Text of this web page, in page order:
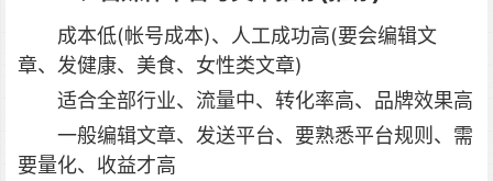
成本低(帐号成本)、人工成功高(要会编辑文
章、发健康、美食、女性类文章)
适合全部行业、流量中、转化率高、品牌效果高
一般编辑文章、发送平台、要熟悉平台规则、需
要量化、收益才高